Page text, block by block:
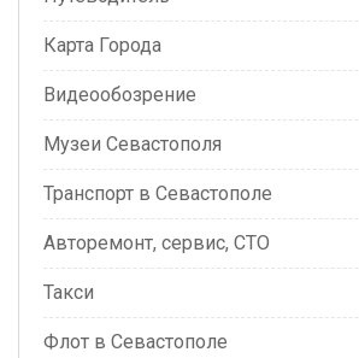
Карта Города
идеообозрение
Музеи Севастополя
Транспорт в Севастополе
Авторемонт, сервис, СТО
Такси
Флот в Севастополе